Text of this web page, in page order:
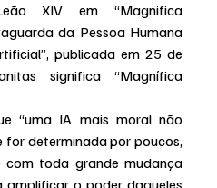
XIV em “Magnifica
da Pessoa Humana
publicada em 25 de
significa “Magnífica
“uma IA mais moral não
for determinada por poucos,
toda grande mudança
o poder daqueles